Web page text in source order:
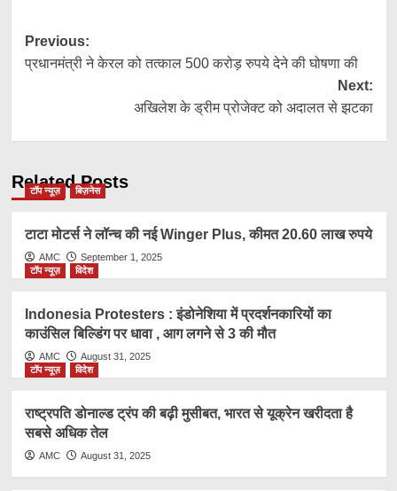
Post
navigation
Previous:
प्रधानमंत्री ने केरल को तत्काल 500 करोड़ रुपये देने की घोषणा की
Next:
अखिलेश के ड्रीम प्रोजेक्ट को अदालत से झटका
Related Posts
टॉप न्यूज़ बिज़नेस
टाटा मोटर्स ने लॉन्च की नई Winger Plus, कीमत 20.60 लाख रुपये
AMC
September 1, 2025
टॉप न्यूज़
विदेश
Indonesia Protesters : इंडोनेशिया में प्रदर्शनकारियों का
काउंसिल बिल्डिंग पर धावा , आग लगने से 3 की मौत
AMC
August 31, 2025
टॉप न्यूज़
विदेश
राष्ट्रप​ति डोनाल्ड ट्रंप की बढ़ी मुसीबत, भारत से यूक्रेन खरीदता है
सबसे अधिक तेल
AMC August 31, 2025